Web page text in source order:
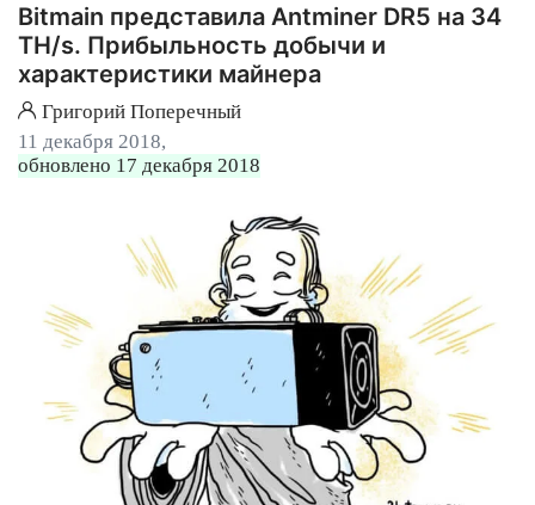
Bitmain представила Antminer DR5 на 34
TH/s. Прибыльность добычи и
характеристики майнера
Григорий Поперечный
11 декабря 2018,
обновлено 17 декабря 2018